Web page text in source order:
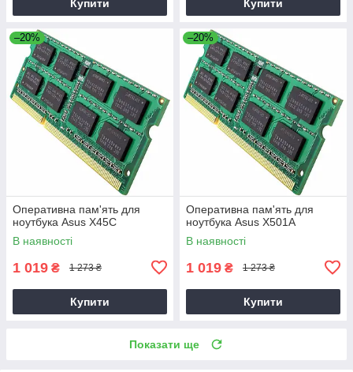
Купити Купити
–20%
Оперативна пам'ять для
ноутбука Asus X45C
В наявності
1 019 ₴ 1 273 ₴
Купити
–20%
Оперативна пам'ять для
ноутбука Asus X501A
В наявності
1 019 ₴ 1 273 ₴
Купити
Показати ще